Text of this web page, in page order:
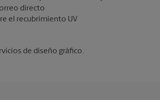
directo
el recubrimiento UV
de diseño gráfico.